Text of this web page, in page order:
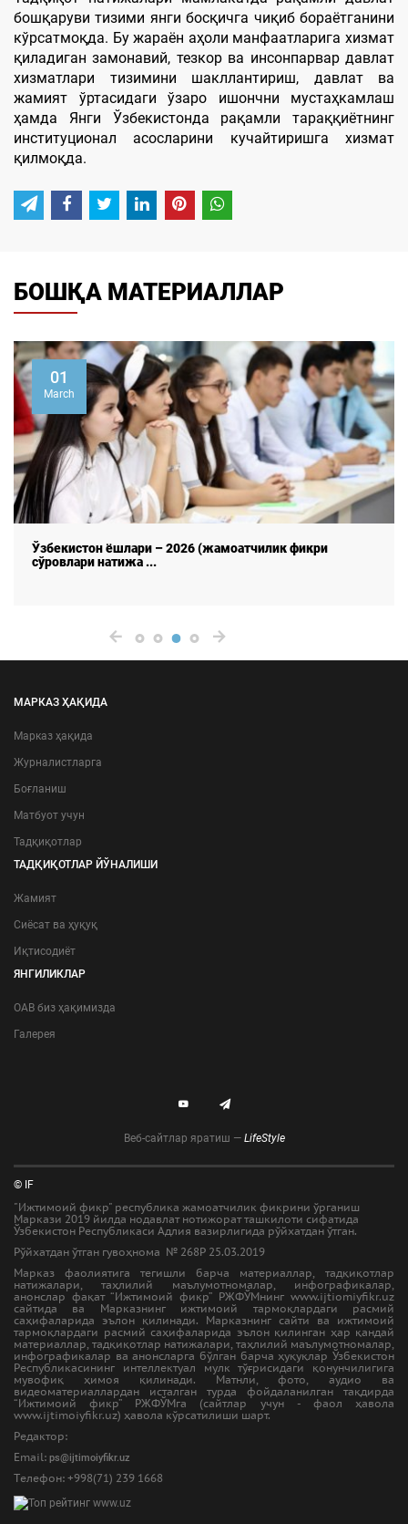
бошқаруви тизими янги босқичга чиқиб бораётганини
кўрсатмоқда. Бу жараён аҳоли манфаатларига хизмат
қиладиган замонавий, тезкор ва инсонпарвар давлат
хизматлари тизимини шакллантириш, давлат ва
жамият ўртасидаги ўзаро ишончни мустаҳкамлаш
ҳамда Янги Ўзбекистонда рақамли тараққиётнинг
институционал асосларини кучайтиришга хизмат
қилмоқда.
БОШҚА МАТЕРИАЛЛАР
28
July
ФУҚАРОЛАР ОДАМ САВДОСИ ТЎҒРИСИДА:
ХАБАРДОРЛИК, САБАБЛАР, ОҚИ ...
МАРКАЗ ҲАҚИДА
Марказ ҳақида
Журналистларга
Боғланиш
Матбуот учун
Тадқиқотлар
ТАДҚИҚОТЛАР ЙЎНАЛИШИ
Жамият
Сиёсат ва ҳуқуқ
Иқтисодиёт
ЯНГИЛИКЛАР
ОАВ биз ҳақимизда
Галерея
Веб-сайтлар яратиш — LifeStyle
© IF
"Ижтимоий фикр" республика жамоатчилик фикрини ўрганиш
Маркази 2019 йилда нодавлат нотижорат ташкилоти сифатида
Ўзбекистон Республикаси Адлия вазирлигида рўйхатдан ўтган.
Рўйхатдан ўтган гувоҳнома № 268Р 25.03.2019
Марказ фаолиятига тегишли барча материаллар, тадқиқотлар
натижалари, таҳлилий маълумотномалар, инфографикалар,
анонслар фақат “Ижтимоий фикр” РЖФЎМнинг www.ijtiomiyfikr.uz
сайтида ва Марказнинг ижтимоий тармоқлардаги расмий
саҳифаларида эълон қилинади. Марказнинг сайти ва ижтимоий
тармоқлардаги расмий саҳифаларида эълон қилинган ҳар қандай
материаллар, тадқиқотлар натижалари, таҳлилий маълумотномалар,
инфографикалар ва анонсларга бўлган барча ҳуқуқлар Ўзбекистон
Республикасининг интеллектуал мулк тўғрисидаги қонунчилигига
мувофиқ ҳимоя қилинади. Матнли, фото, аудио ва
видеоматериаллардан исталган турда фойдаланилган тақдирда
“Ижтимоий фикр” РЖФЎМга (сайтлар учун - фаол ҳавола
www.ijtimoiyfikr.uz) ҳавола кўрсатилиши шарт.
Редактор:
Email: ps@ijtimoiyfikr.uz
Tелефон: +998(71) 239 1668